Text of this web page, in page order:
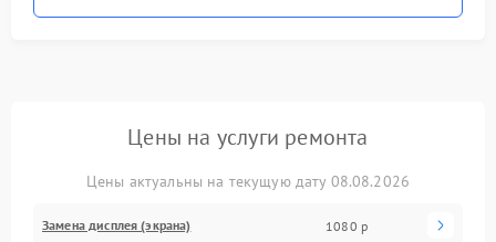
Цены на услуги ремонта
Цены актуальны на текущую дату 08.08.2026
Замена дисплея (экрана) 1080 р